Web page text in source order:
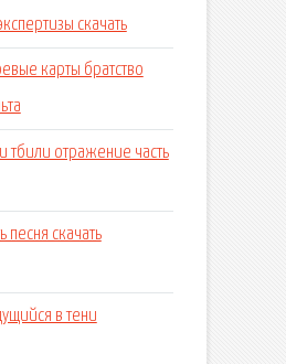
скачать
карты братство
тбили отражение часть
песня скачать
в тени